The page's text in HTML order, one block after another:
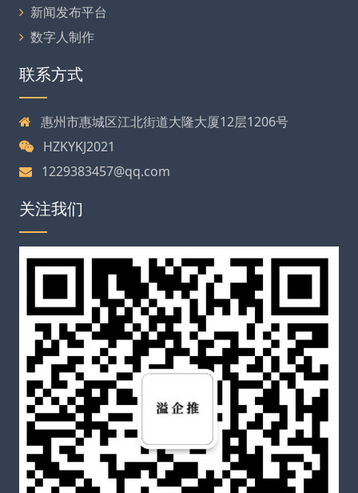
新闻发布平台
数字人制作
联系方式
惠州市惠城区江北街道大隆大厦12层1206号
HZKYKJ2021
1229383457@qq.com
关注我们